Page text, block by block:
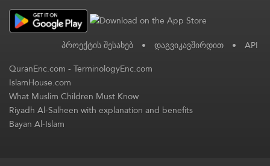
პროექტის შესახებ • დაგვიკავშირდით • API
QuranEnc.com-TerminologyEnc.com
IslamHouse.com
What Muslim Children Must Know
Riyadh Al-Salheen with explanation and benefits
Bayan Al-Islam